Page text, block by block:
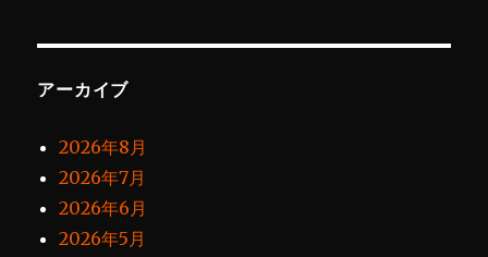
アーカイブ
2026年8月
2026年7月
2026年6月
2026年5月